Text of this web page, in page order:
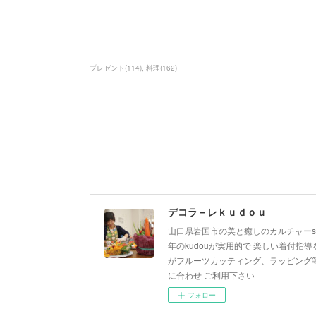
プレゼント (114) 料理(162)
デコラ－レｋｕｄｏｕ
山口県岩国市の美と癒しのカルチャ
年のkudouが実用的で 楽しい着付指
がフルーツカッティング、ラッピン
に合わせ ご利用下さい
フォロー